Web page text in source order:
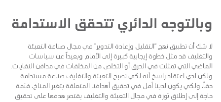
وبالتوجه الدائري تتحقق الاستدامة
لا شك أن تطبيق نهج “التقليل وإعادة التدوير” في مجال صناعة التعبئة
والتغليف قد مثل خطوة إيجابية كبيرة إلى الأمام وبعيداً عن سياسات
الماضي التي تمثلت في الحرق أو التخلص من المخلفات في مدافن النفايات.
ولكن لدي اعتقاد راسخ أنه لكي تصبح التعبئة والتغليف صناعة مستدامة
حقاً، ولكي يكون لدينا أمل في تحقيق أهدافنا المتعلقة بتغير المناخ، فثمة
حاجة إلى إطلاق ثورة في مجال التعبئة والتغليف يقتصر هدفها على تحقيق